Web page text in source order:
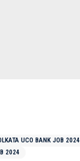
UCO BANK JOB 2024
2024